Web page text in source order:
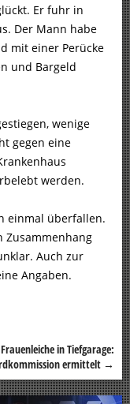
Er fuhr in
Der Mann habe
mit einer Perücke
und Bargeld
wenige
gegen eine
werden.
einmal überfallen.
Zusammenhang
Auch zur
Angaben.
Frauenleiche in Tiefgarage:
ermittelt →